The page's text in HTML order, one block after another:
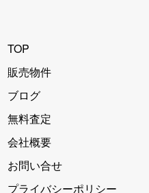
TOP
販売物件
ブログ
無料査定
会社概要
お問い合せ
プライバシーポリシー